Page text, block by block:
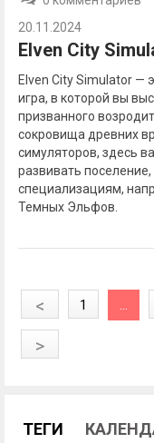
20.11.2024
Elven City
Elven City Simulator —
игра, в которой вы
призванного
сокровища древних
симуляторов, здесь
развивать
специализациям,
Темных Эльфов.
< 1 ...
>
ТЕГИ